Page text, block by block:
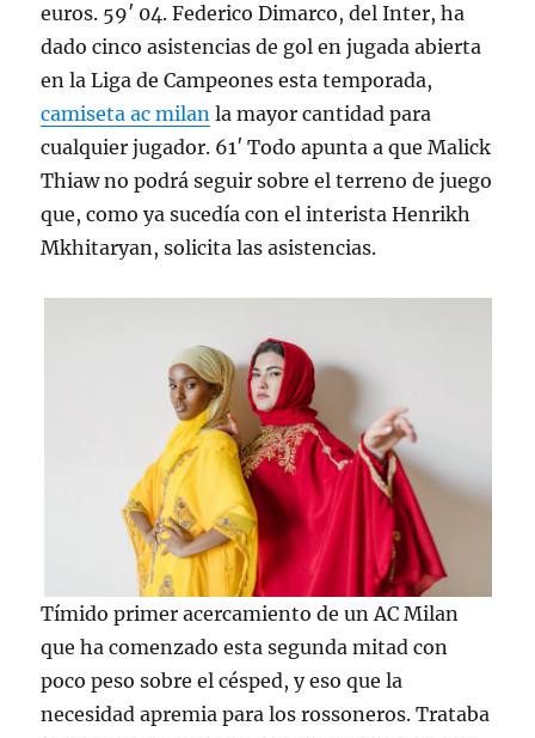
euros. 59′ 04. Federico Dimarco, del Inter, ha
dado cinco asistencias de gol en jugada abierta
en la Liga de Campeones esta temporada,
camiseta ac milan la mayor cantidad para
cualquier jugador. 61′ Todo apunta a que Malick
Thiaw no podrá seguir sobre el terreno de juego
que, como ya sucedía con el interista Henrikh
Mkhitaryan, solicita las asistencias.
Tímido primer acercamiento de un AC Milan
que ha comenzado esta segunda mitad con
poco peso sobre el césped, y eso que la
necesidad apremia para los rossoneros. Trataba